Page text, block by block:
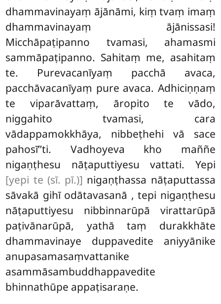
dhammavinayaṃ ājānāmi, kiṃ tvaṃ imaṃ
dhammavinayaṃ ājānissasi!
Micchāpaṭipanno tvamasi, ahamasmi
sammāpaṭipanno. Sahitaṃ me, asahitaṃ
te. Purevacanīyaṃ pacchā avaca,
pacchāvacanīyaṃ pure avaca. Adhiciṇṇaṃ
te viparāvattaṃ, āropito te vādo,
niggahito tvamasi, cara
vādappamokkhāya, nibbeṭhehi vā sace
pahosī’’ti. Vadhoyeva kho maññe
nigaṇṭhesu nāṭaputtiyesu vattati. Yepi
[yepi te (sī. pī.)] nigaṇṭhassa nāṭaputtassa
sāvakā gihī odātavasanā , tepi nigaṇṭhesu
nāṭaputtiyesu nibbinnarūpā virattarūpā
paṭivānarūpā, yathā taṃ durakkhāte
dhammavinaye duppavedite aniyyānike
anupasamasaṃvattanike
asammāsambuddhappavedite
bhinnathūpe appaṭisaraṇe.